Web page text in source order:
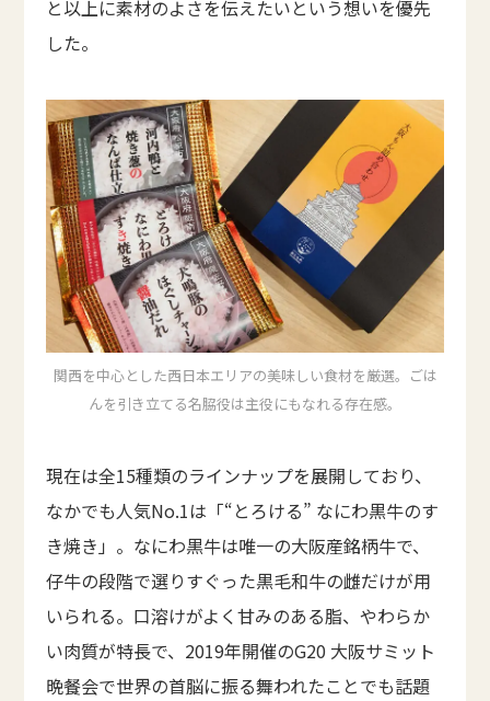
と以上に素材のよさを伝えたいという想いを優先
した。
関西を中心とした西日本エリアの美味しい食材を厳選。ごは
んを引き立てる名脇役は主役にもなれる存在感。
現在は全15種類のラインナップを展開しており、
なかでも人気No.1は「“とろける” なにわ黒牛のす
き焼き」。なにわ黒牛は唯一の大阪産銘柄牛で、
仔牛の段階で選りすぐった黒毛和牛の雌だけが用
いられる。口溶けがよく甘みのある脂、やわらか
い肉質が特長で、2019年開催のG20 大阪サミット
晩餐会で世界の首脳に振る舞われたことでも話題